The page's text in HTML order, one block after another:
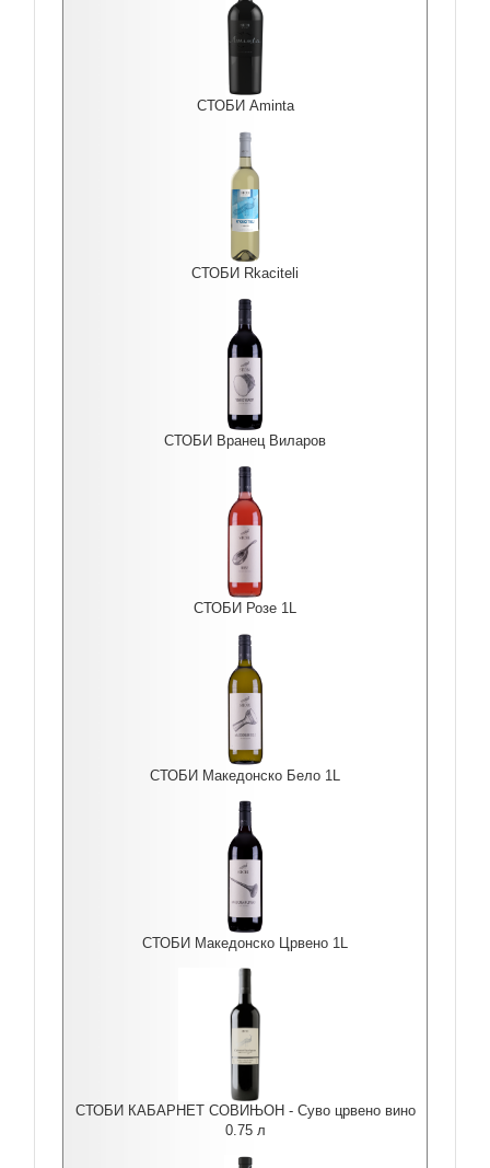
СТОБИ Aminta
СТОБИ Rkaciteli
СТОБИ Вранец Виларов
СТОБИ Розе 1L
СТОБИ Македонско Бело 1L
СТОБИ Македонско Црвено 1L
СТОБИ КАБАРНЕТ СОВИЊОН - Суво црвено вино
0.75 л